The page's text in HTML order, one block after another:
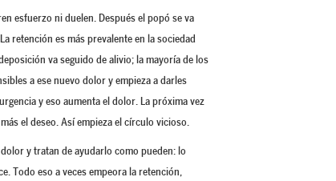
esfuerzo ni duelen. Después el popó se va
retención es más prevalente en la sociedad
va seguido de alivio; la mayoría de los
a ese nuevo dolor y empieza a darles
y eso aumenta el dolor. La próxima vez
el deseo. Así empieza el círculo vicioso.
y tratan de ayudarlo como pueden: lo
Todo eso a veces empeora la retención,